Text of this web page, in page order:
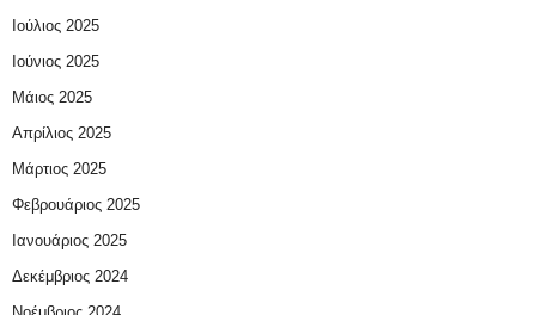
Ιούλιος 2025
Ιούνιος 2025
Μάιος 2025
Απρίλιος 2025
Μάρτιος 2025
Φεβρουάριος 2025
Ιανουάριος 2025
Δεκέμβριος 2024